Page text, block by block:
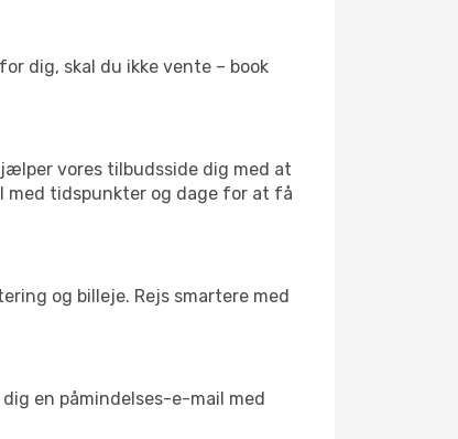
dig, skal du ikke vente – book
vores tilbudsside dig med at
med tidspunkter og dage for at få
og billeje. Rejs smartere med
en påmindelses-e-mail med